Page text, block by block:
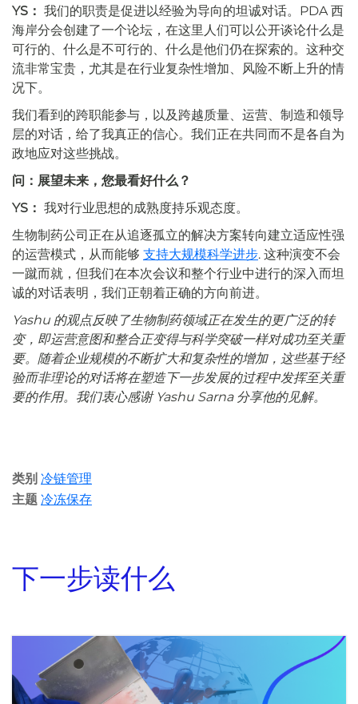
YS： 我们的职责是促进以经验为导向的坦诚对话。PDA 西
海岸分会创建了一个论坛，在这里人们可以公开谈论什么是
可行的、什么是不可行的、什么是他们仍在探索的。这种交
流非常宝贵，尤其是在行业复杂性增加、风险不断上升的情
况下。
我们看到的跨职能参与，以及跨越质量、运营、制造和领导
层的对话，给了我真正的信心。我们正在共同而不是各自为
政地应对这些挑战。
问：展望未来，您最看好什么？
YS： 我对行业思想的成熟度持乐观态度。
生物制药公司正在从追逐孤立的解决方案转向建立适应性强
的运营模式，从而能够 支持大规模科学进步. 这种演变不会
一蹴而就，但我们在本次会议和整个行业中进行的深入而坦
诚的对话表明，我们正朝着正确的方向前进。
Yashu 的观点反映了生物制药领域正在发生的更广泛的转
变，即运营意图和整合正变得与科学突破一样对成功至关重
要。随着企业规模的不断扩大和复杂性的增加，这些基于经
验而非理论的对话将在塑造下一步发展的过程中发挥至关重
要的作用。我们衷心感谢 Yashu Sarna 分享他的见解。
类别 冷链管理
主题 冷冻保存
下一步读什么